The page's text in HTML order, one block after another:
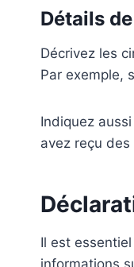
Détails
Décrivez les
Par exemple,
Indiquez
avez reçu
Il est